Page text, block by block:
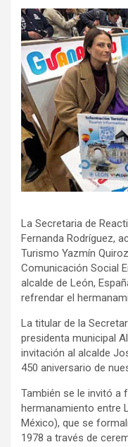
La Secretaria de
Fernanda Rodríguez,
Turismo Yazmín
Comunicación Social
alcalde de León,
refrendar el
La titular de la
presidenta municipal
invitación al alcalde
450 aniversario de
También se le invitó a
hermanamiento entre
México), que se
1978 a través de